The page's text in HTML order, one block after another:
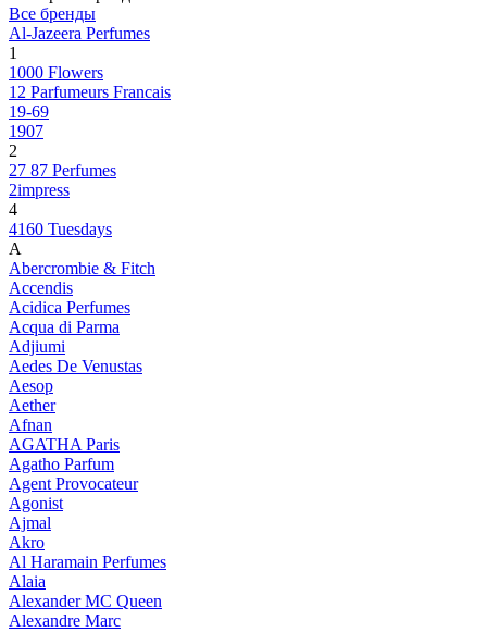
Все бренды
Al-Jazeera Perfumes
1
1000 Flowers
12 Parfumeurs Francais
19-69
1907
2
27 87 Perfumes
2impress
4
4160 Tuesdays
A
Abercrombie & Fitch
Accendis
Acidica Perfumes
Acqua di Parma
Adjiumi
Aedes De Venustas
Aesop
Aether
Afnan
AGATHA Paris
Agatho Parfum
Agent Provocateur
Agonist
Ajmal
Akro
Al Haramain Perfumes
Alaia
Alexander MC Queen
Alexandre Marc